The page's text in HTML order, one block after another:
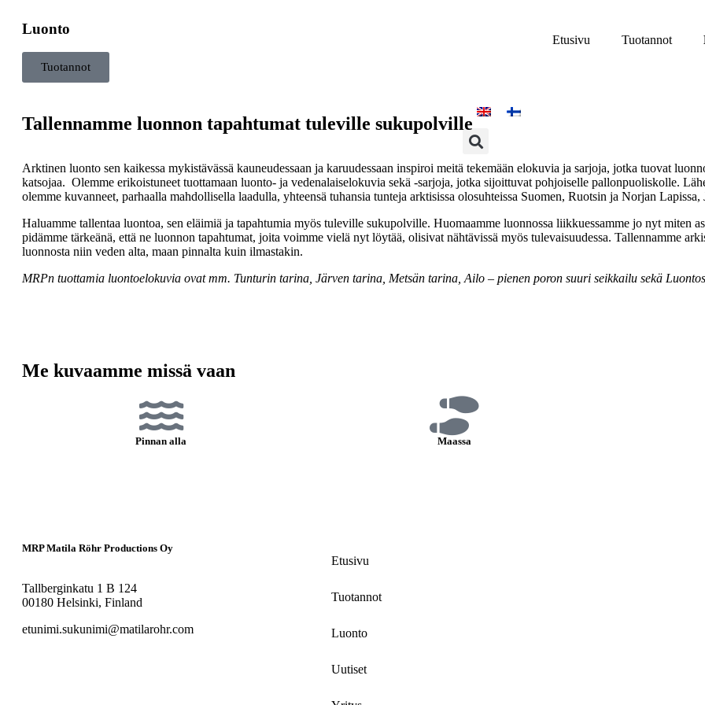
Etusivu Tuotannot
Luonto
Tuotannot
Tallennamme luonnon tapahtumat tuleville sukupolville
Arktinen luonto sen kaikessa mykistävässä kauneudessaan ja karuudessaan inspiroi meitä tekemään elokuvia ja sarjoja, jotka tuovat
katsojaa. Olemme erikoistuneet tuottamaan luonto- ja vedenalaiselokuvia sekä -sarjoja, jotka sijoittuvat pohjoiselle pallonpuoliskolle.
olemme kuvanneet, parhaalla mahdollisella laadulla, yhteensä tuhansia tunteja arktisissa olosuhteissa Suomen, Ruotsin ja Norjan Lapissa,
Haluamme tallentaa luontoa, sen eläimiä ja tapahtumia myös tuleville sukupolville. Huomaamme luonnossa liikkuessamme jo nyt miten
pidämme tärkeänä, että ne luonnon tapahtumat, joita voimme vielä nyt löytää, olisivat nähtävissä myös tulevaisuudessa. Tallennamme
luonnosta niin veden alta, maan pinnalta kuin ilmastakin.
MRPn tuottamia luontoelokuvia ovat mm. Tunturin tarina, Järven tarina, Metsän tarina, Ailo – pienen poron suuri seikkailu sekä
Me kuvaamme missä vaan
Pinnan alla Maassa
MRP Matila Röhr Productions Oy
Tallberginkatu 1 B 124
00180 Helsinki, Finland
etunimi.sukunimi@matilarohr.com
Etusivu
Tuotannot
Luonto
Uutiset